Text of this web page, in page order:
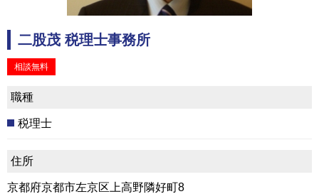
二股茂 税理士事務所
相談無料
職種
税理士
住所
京都府京都市左京区上高野隣好町8